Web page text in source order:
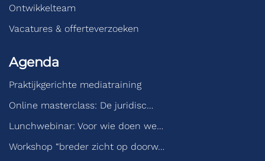
Ontwikkelteam
Vacatures & offerteverzoeken
Agenda
Praktijkgerichte mediatraining
Online masterclass: De juridisc…
Lunchwebinar: Voor wie doen we…
Workshop “breder zicht op doorw…